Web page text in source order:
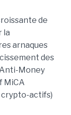
de
la
arnaques
des
Money
MiCA
crypto-actifs)